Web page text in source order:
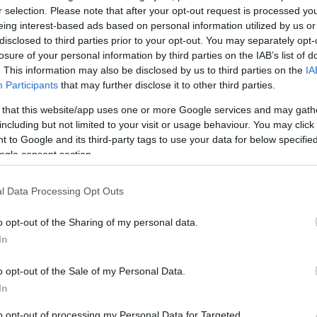
selection. Please note that after your opt-out request is processed
interest-based ads based on personal information utilized by us
to third parties prior to your opt-out. You may separately
of your personal information by third parties on the IAB’s list of
This information may also be disclosed by us to third parties on the
Participants that may further disclose it to other third parties.
that this website/app uses one or more Google services and may
but not limited to your visit or usage behaviour. You may
to Google and its third-party tags to use your data for below
consent section.
Data Processing Opt Outs
opt-out of the Sharing of my personal data.
opt-out of the Sale of my Personal Data.
erre specializálódott Crossmodal Laboratory
arra kérték, zene mellett rágcsáljanak
megnövelték a keserű ízek érzékelését, míg a
A túl hangos zene az egészségtelen ételek
amennyit hajlandóak vagyunk várni egy
listának így egyrészt összhangban kell lennie
Másrészt viszont a zeneszámoknak követniük
hangulatban távozzanak, érdemes a